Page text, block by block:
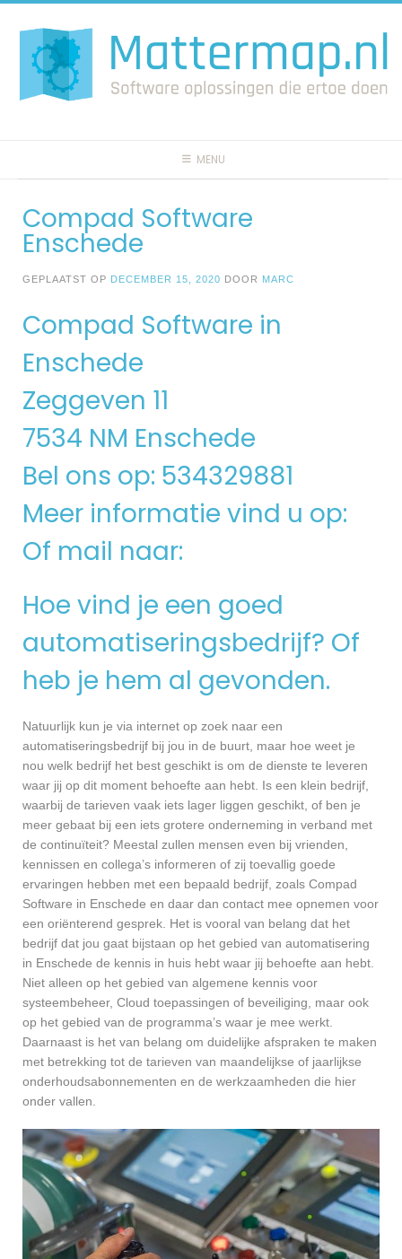
naar
inhoud
MENU
Compad Software
Enschede
GEPLAATST OP DECEMBER 15, 2020 DOOR MARC
Compad Software in
Enschede
Zeggeven 11
7534 NM Enschede
Bel ons op: 534329881
Meer informatie vind u op:
Of mail naar:
Hoe vind je een goed
automatiseringsbedrijf? Of
heb je hem al gevonden.
Natuurlijk kun je via internet op zoek naar een
automatiseringsbedrijf bij jou in de buurt, maar hoe weet je
nou welk bedrijf het best geschikt is om de dienste te leveren
waar jij op dit moment behoefte aan hebt. Is een klein bedrijf,
waarbij de tarieven vaak iets lager liggen geschikt, of ben je
meer gebaat bij een iets grotere onderneming in verband met
de continuïteit? Meestal zullen mensen even bij vrienden,
kennissen en collega’s informeren of zij toevallig goede
ervaringen hebben met een bepaald bedrijf, zoals Compad
Software in Enschede en daar dan contact mee opnemen voor
een oriënterend gesprek. Het is vooral van belang dat het
bedrijf dat jou gaat bijstaan op het gebied van automatisering
in Enschede de kennis in huis hebt waar jij behoefte aan hebt.
Niet alleen op het gebied van algemene kennis voor
systeembeheer, Cloud toepassingen of beveiliging, maar ook
op het gebied van de programma’s waar je mee werkt.
Daarnaast is het van belang om duidelijke afspraken te maken
met betrekking tot de tarieven van maandelijkse of jaarlijkse
onderhoudsabonnementen en de werkzaamheden die hier
onder vallen.